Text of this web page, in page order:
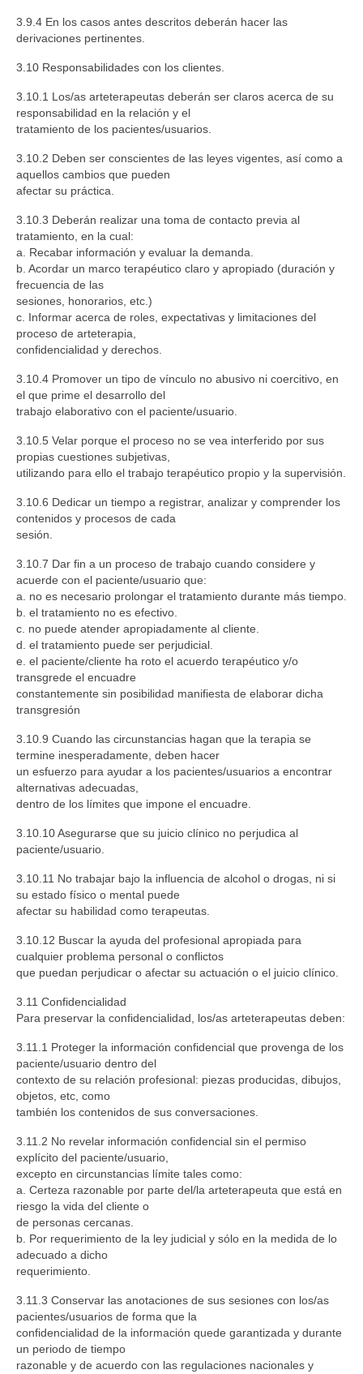
3.9.4 En los casos antes descritos deberán hacer las
derivaciones pertinentes.
3.10 Responsabilidades con los clientes.
3.10.1 Los/as arteterapeutas deberán ser claros acerca de su
responsabilidad en la relación y el
tratamiento de los pacientes/usuarios.
3.10.2 Deben ser conscientes de las leyes vigentes, así como a
aquellos cambios que pueden
afectar su práctica.
3.10.3 Deberán realizar una toma de contacto previa al
tratamiento, en la cual:
a. Recabar información y evaluar la demanda.
b. Acordar un marco terapéutico claro y apropiado (duración y
frecuencia de las
sesiones, honorarios, etc.)
c. Informar acerca de roles, expectativas y limitaciones del
proceso de arteterapia,
confidencialidad y derechos.
3.10.4 Promover un tipo de vínculo no abusivo ni coercitivo, en
el que prime el desarrollo del
trabajo elaborativo con el paciente/usuario.
3.10.5 Velar porque el proceso no se vea interferido por sus
propias cuestiones subjetivas,
utilizando para ello el trabajo terapéutico propio y la supervisión.
3.10.6 Dedicar un tiempo a registrar, analizar y comprender los
contenidos y procesos de cada
sesión.
3.10.7 Dar fin a un proceso de trabajo cuando considere y
acuerde con el paciente/usuario que:
a. no es necesario prolongar el tratamiento durante más tiempo.
b. el tratamiento no es efectivo.
c. no puede atender apropiadamente al cliente.
d. el tratamiento puede ser perjudicial.
e. el paciente/cliente ha roto el acuerdo terapéutico y/o
transgrede el encuadre
constantemente sin posibilidad manifiesta de elaborar dicha
transgresión
3.10.9 Cuando las circunstancias hagan que la terapia se
termine inesperadamente, deben hacer
un esfuerzo para ayudar a los pacientes/usuarios a encontrar
alternativas adecuadas,
dentro de los límites que impone el encuadre.
3.10.10 Asegurarse que su juicio clínico no perjudica al
paciente/usuario.
3.10.11 No trabajar bajo la influencia de alcohol o drogas, ni si
su estado físico o mental puede
afectar su habilidad como terapeutas.
3.10.12 Buscar la ayuda del profesional apropiada para
cualquier problema personal o conflictos
que puedan perjudicar o afectar su actuación o el juicio clínico.
3.11 Confidencialidad
Para preservar la confidencialidad, los/as arteterapeutas deben:
3.11.1 Proteger la información confidencial que provenga de los
paciente/usuario dentro del
contexto de su relación profesional: piezas producidas, dibujos,
objetos, etc, como
también los contenidos de sus conversaciones.
3.11.2 No revelar información confidencial sin el permiso
explícito del paciente/usuario,
excepto en circunstancias límite tales como:
a. Certeza razonable por parte del/la arteterapeuta que está en
riesgo la vida del cliente o
de personas cercanas.
b. Por requerimiento de la ley judicial y sólo en la medida de lo
adecuado a dicho
requerimiento.
3.11.3 Conservar las anotaciones de sus sesiones con los/as
pacientes/usuarios de forma que la
confidencialidad de la información quede garantizada y durante
un periodo de tiempo
razonable y de acuerdo con las regulaciones nacionales y